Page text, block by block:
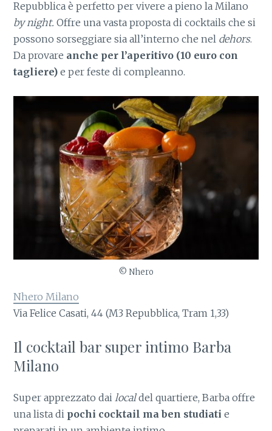
Repubblica è perfetto per vivere a pieno la Milano
by night. Offre una vasta proposta di cocktails che si
possono sorseggiare sia all’interno che nel dehors.
Da provare anche per l’aperitivo (10 euro con
tagliere) e per feste di compleanno.
© Nhero
Nhero Milano
Via Felice Casati, 44 (M3 Repubblica, Tram 1,33)
Il cocktail bar super intimo Barba
Milano
Super apprezzato dai localdel quartiere, Barba offre
una lista di pochi cocktail ma ben studiati e